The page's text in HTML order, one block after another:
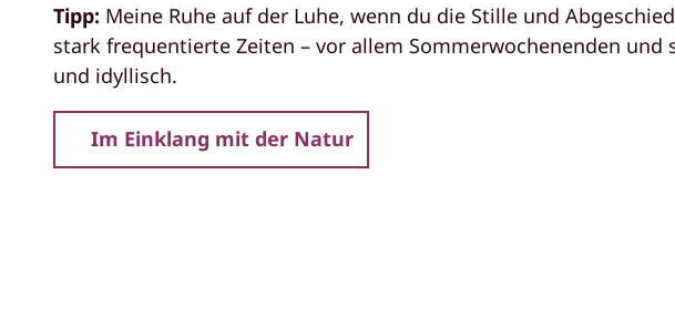
Tipp: Meine Ruhe auf der Luhe, wenn du die Stille und
stark frequentierte Zeiten – vor allem Sommerwochenenden
und idyllisch.
Im Einklang mit der Natur